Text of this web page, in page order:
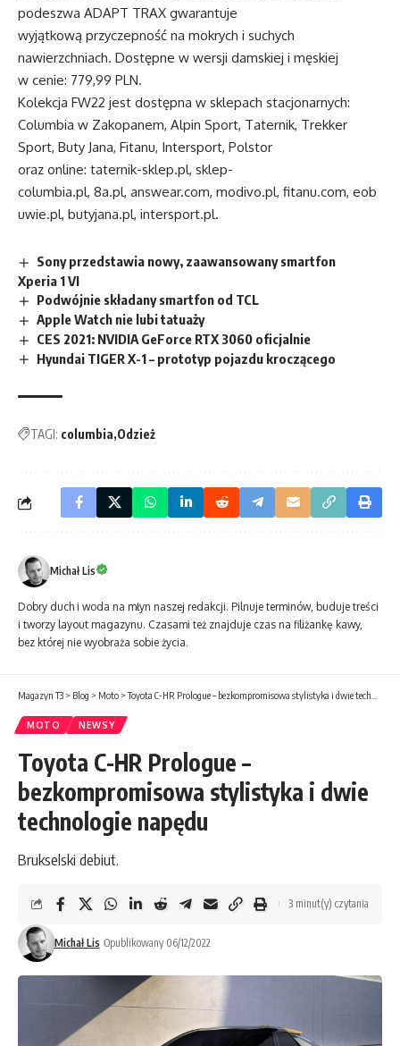
podeszwa ADAPT TRAX gwarantuje
wyjątkową przyczepność na mokrych i suchych
nawierzchniach. Dostępne w wersji damskiej i męskiej
w cenie: 779,99 PLN.
Kolekcja FW22 jest dostępna w sklepach stacjonarnych:
Columbia w Zakopanem, Alpin Sport, Taternik, Trekker
Sport, Buty Jana, Fitanu, Intersport, Polstor
oraz online: taternik-sklep.pl, sklep-
columbia.pl, 8a.pl, answear.com, modivo.pl, fitanu.com, eob
uwie.pl, butyjana.pl, intersport.pl.
Sony przedstawia nowy, zaawansowany smartfon
Xperia 1 VI
Podwójnie składany smartfon od TCL
Apple Watch nie lubi tatuaży
CES 2021: NVIDIA GeForce RTX 3060 oficjalnie
Hyundai TIGER X-1 – prototyp pojazdu kroczącego
TAGI: columbia Odzież
Michał Lis
Dobry duch i woda na młyn naszej redakcji. Pilnuje terminów, buduje treści
i tworzy layout magazynu. Czasami też znajduje czas na filiżankę kawy,
bez której nie wyobraża sobie życia.
Magazyn T3 > Blog > Moto >Toyota C-HR Prologue – bezkompromisowa stylistyka i dwie technologie napędu
MOTO NEWSY
Toyota C-HR Prologue –
bezkompromisowa stylistyka i dwie
technologie napędu
Brukselski debiut.
Michał Lis Opublikowany 06/12/2022
3 minut(y) czytania